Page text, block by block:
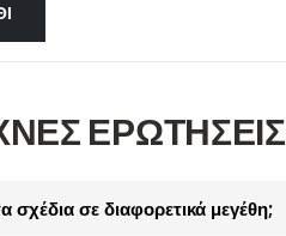
ΕΡΩΤΗΣΕΙΣ
σε διαφορετικά μεγέθη;